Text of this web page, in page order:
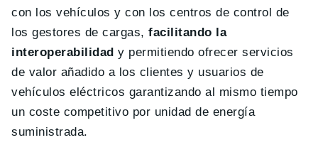
con los vehículos y con los centros de control de
los gestores de cargas,facilitando la
interoperabilidad y permitiendo ofrecer servicios
de valor añadido a los clientes y usuarios de
vehículos eléctricos garantizando al mismo tiempo
un coste competitivo por unidad de energía
suministrada.